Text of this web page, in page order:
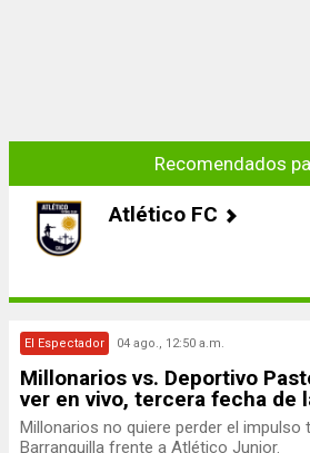
Recomendados
Atlético FC
El Espectador 04 ago., 12:50 a.m.
Millonarios vs. Deportivo
ver en vivo, tercera fecha de
Millonarios no quiere perder el impulso
Barranquilla frente a Atlético Junior.